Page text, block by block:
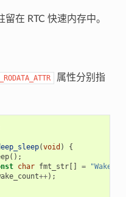
在 RTC 快速内存中。
属性分别指
(void )
{
();
char fmt_str[] =
"Wake
++);